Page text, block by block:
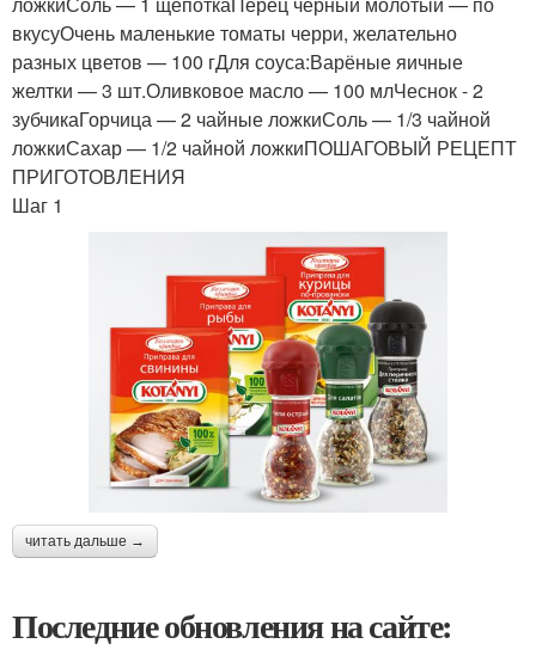
вкусуОчень маленькие томаты черри, желательно
разных цветов — 100 гДля соуса:Варёные яичные
желтки — 3 шт.Оливковое масло — 100 млЧеснок - 2
зубчикаГорчица — 2 чайные ложкиСоль — 1/3 чайной
ложкиСахар — 1/2 чайной ложкиПОШАГОВЫЙ РЕЦЕПТ
ПРИГОТОВЛЕНИЯ
Шаг 1
читать дальше →
Последние обновления на сайте: